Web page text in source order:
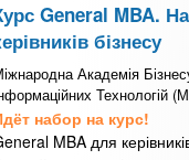
General MBA.
бізнесу
Академія
Технологій
набор на курс!
MBA для